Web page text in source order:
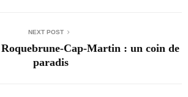
NEXT POST
Roquebrune-Cap-Martin : un coin de
paradis